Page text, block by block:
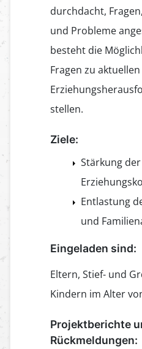
durchdacht,
und Probleme
besteht die
Fragen zu aktuellen
stellen.
Ziele:
Stärkung
Entlastung
und
Eingeladen sind:
Eltern, Stief- und
Kindern im Alter
Projektberichte
Rückmeldungen: